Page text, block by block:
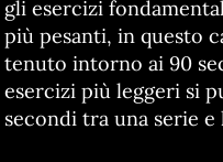
gli esercizi
più pesanti, in questo
tenuto intorno ai 90
esercizi più leggeri si
secondi tra una serie e